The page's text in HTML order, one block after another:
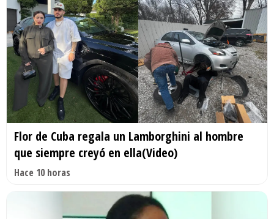
Flor de Cuba regala un Lamborghini al hombre
que siempre creyó en ella(Video)
Hace 10 horas